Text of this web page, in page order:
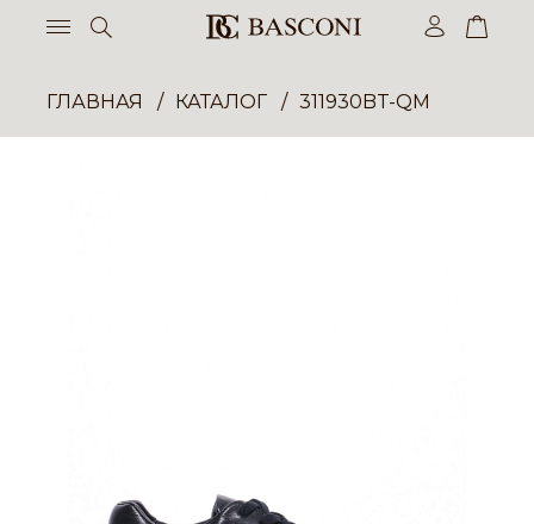
ГЛАВНАЯ КАТАЛОГ 311930BT-QM